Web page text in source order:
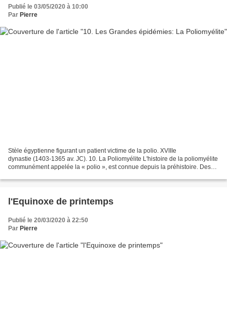
Publié le 03/05/2020 à 10:00
Par Pierre
Stèle égyptienne figurant un patient victime de la polio. XVIIIe
dynastie (1403-1365 av. JC). 10. La Poliomyélite L'histoire de la poliomyélite
communément appelée la « polio », est connue depuis la préhistoire. Des
l'Equinoxe de printemps
Publié le 20/03/2020 à 22:50
Par Pierre